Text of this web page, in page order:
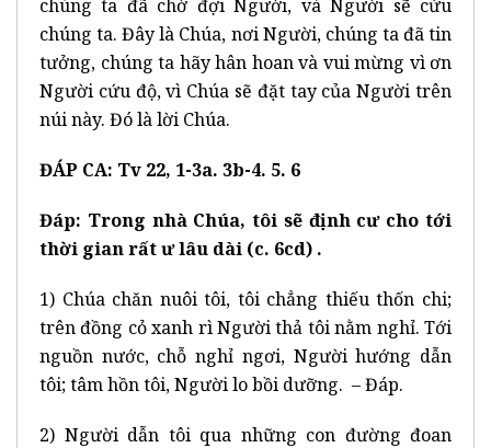
chúng ta đã chờ đợi Người, và Người sẽ cứu
chúng ta. Đây là Chúa, nơi Người, chúng ta đã tin
tưởng, chúng ta hãy hân hoan và vui mừng vì ơn
Người cứu độ, vì Chúa sẽ đặt tay của Người trên
núi này. Đó là lời Chúa.
ĐÁP CA: Tv 22, 1-3a. 3b-4. 5. 6
Đáp: Trong nhà Chúa, tôi sẽ định cư cho tới
thời gian rất ư lâu dài (c. 6cd) .
1) Chúa chăn nuôi tôi, tôi chẳng thiếu thốn chi;
trên đồng cỏ xanh rì Người thả tôi nằm nghỉ. Tới
nguồn nước, chỗ nghỉ ngơi, Người hướng dẫn
tôi; tâm hồn tôi, Người lo bồi dưỡng. – Đáp.
2) Người dẫn tôi qua những con đường đoan